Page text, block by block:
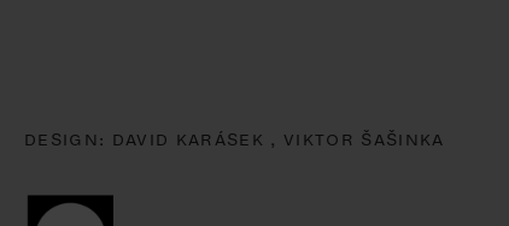
DESIGN: DAVID KARÁSEK , VIKTOR ŠAŠINKA